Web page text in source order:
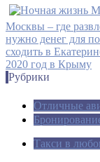
Москвы – где
нужно денег для
сходить в
2020 год в Крыму
Рубрики
Отличные
Такси в